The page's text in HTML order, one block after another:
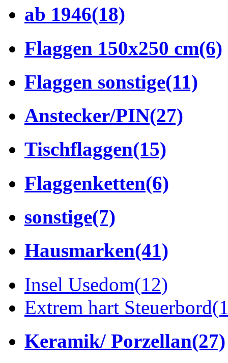
ab 1946(18)
Flaggen 150x250 cm(6)
Flaggen sonstige(11)
Anstecker/PIN(27)
Tischflaggen(15)
Flaggenketten(6)
sonstige(7)
Hausmarken(41)
Insel Usedom(12)
Extrem hart Steuerbord
Keramik/ Porzellan(27)